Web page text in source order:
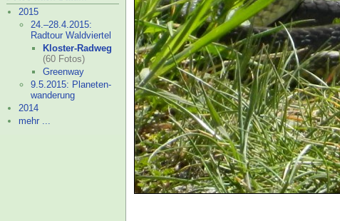
2015
24.–28.4.2015:
Radtour Waldviertel
Kloster-Radweg
(60 Fotos)
Greenway
9.5.2015: Planeten-
wanderung
2014
mehr ...